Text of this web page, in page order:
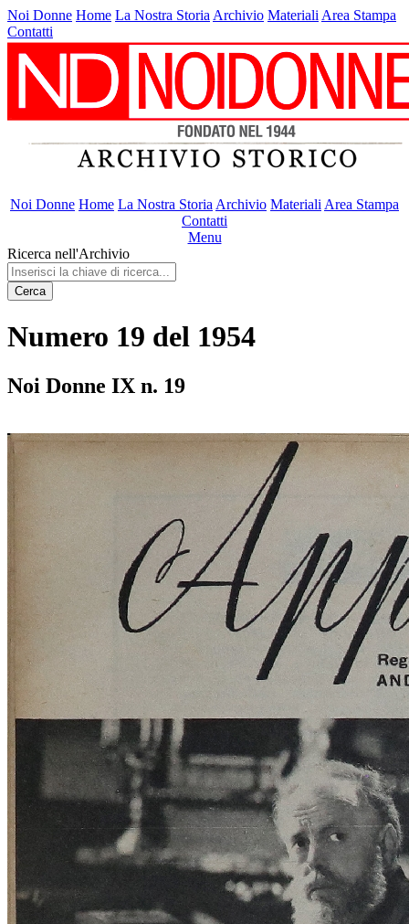
Noi Donne Home La Nostra Storia Archivio Materiali Area Stampa
Contatti
Noi Donne Home La Nostra Storia Archivio Materiali Area Stampa
Contatti
Menu
Ricerca nell'Archivio
Cerca
Numero 19 del 1954
Noi Donne IX n. 19